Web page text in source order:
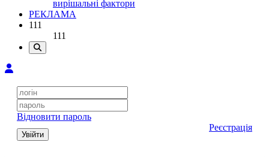
вирішальні фактори
РЕКЛАМА
111
111
Відновити пароль
Увійти
Реєстрація